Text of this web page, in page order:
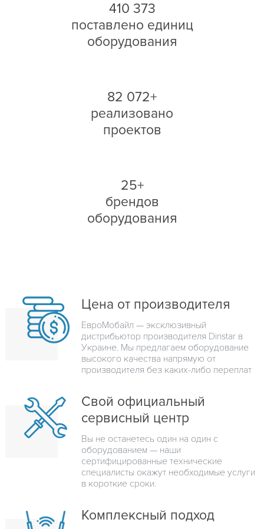
410 373
поставлено единиц
оборудования
82 072+
реализовано
проектов
25+
брендов
оборудования
Цена от производителя
ЕвроМобайл — эксклюзивный
дистрибьютор производителя Dinstar в
Украине. Мы предлагаем оборудование
высокого качества напрямую от
производителя без каких-либо переплат
Свой официальный
сервисный центр
Вы не останетесь один на один с
оборудованием — наши
сертифицированные технические
специалисты окажут необходимые услуги
в короткие сроки.
Комплексный подход